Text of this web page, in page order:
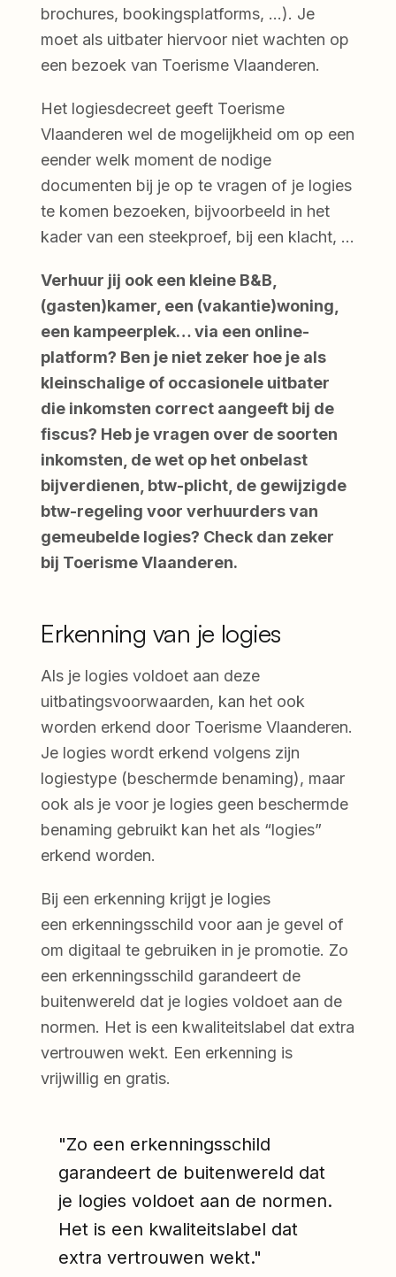
brochures, bookingsplatforms, …). Je
moet als uitbater hiervoor niet wachten op
een bezoek van Toerisme Vlaanderen.
Het logiesdecreet geeft Toerisme
Vlaanderen wel de mogelijkheid om op een
eender welk moment de nodige
documenten bij je op te vragen of je logies
te komen bezoeken, bijvoorbeeld in het
kader van een steekproef, bij een klacht, …
Verhuur jij ook een kleine B&B,
(gasten)kamer, een (vakantie)woning,
een kampeerplek… via een online-
platform? Ben je niet zeker hoe je als
kleinschalige of occasionele uitbater
die inkomsten correct aangeeft bij de
fiscus? Heb je vragen over de soorten
inkomsten, de wet op het onbelast
bijverdienen, btw-plicht, de gewijzigde
btw-regeling voor verhuurders van
gemeubelde logies? Check dan zeker
bij Toerisme Vlaanderen.
Erkenning van je logies
Als je logies voldoet aan deze
uitbatingsvoorwaarden, kan het ook
worden erkend door Toerisme Vlaanderen.
Je logies wordt erkend volgens zijn
logiestype (beschermde benaming), maar
ook als je voor je logies geen beschermde
benaming gebruikt kan het als “logies”
erkend worden.
Bij een erkenning krijgt je logies
een erkenningsschild voor aan je gevel of
om digitaal te gebruiken in je promotie. Zo
een erkenningsschild garandeert de
buitenwereld dat je logies voldoet aan de
normen. Het is een kwaliteitslabel dat extra
vertrouwen wekt. Een erkenning is
vrijwillig en gratis.
"Zo een erkenningsschild
garandeert de buitenwereld dat
je logies voldoet aan de normen.
Het is een kwaliteitslabel dat
extra vertrouwen wekt."